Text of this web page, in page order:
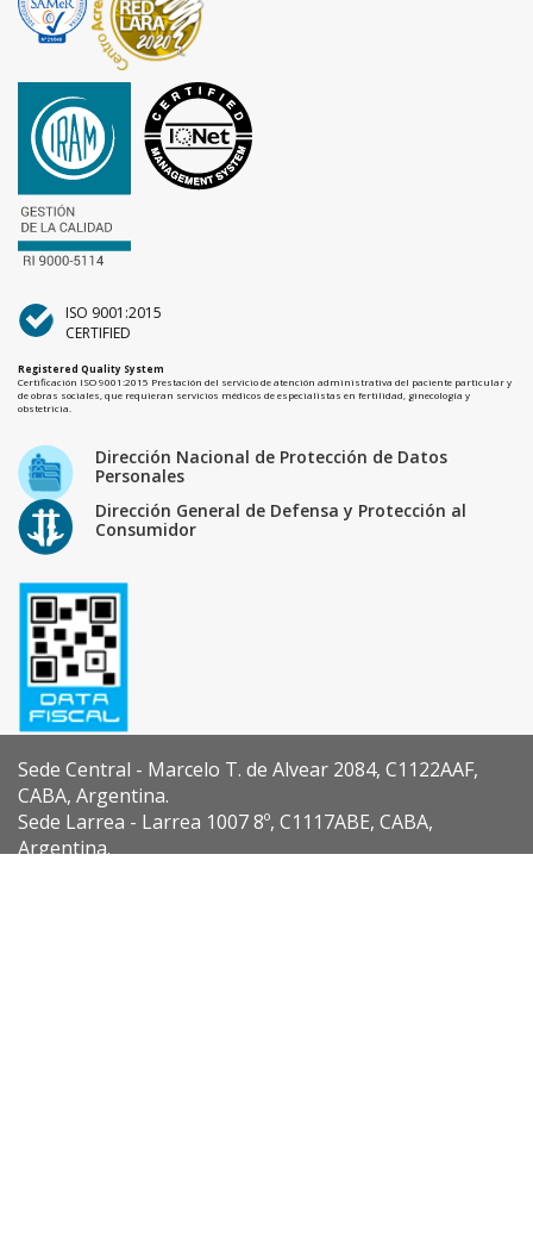
ISO 9001:2015
CERTIFIED
Registered Quality System
Certificación ISO 9001:2015 Prestación del servicio de atención administrativa del paciente particular y
de obras sociales, que requieran servicios médicos de especialistas en fertilidad, ginecología y
obstetricia.
Dirección Nacional de Protección de Datos
Personales
Dirección General de Defensa y Protección al
Consumidor
Sede Central - Marcelo T. de Alvear 2084, C1122AAF,
CABA, Argentina.
Sede Larrea - Larrea 1007 8º, C1117ABE, CABA,
Argentina.